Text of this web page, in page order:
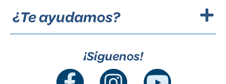
¿Te ayudamos?
¡Síguenos!